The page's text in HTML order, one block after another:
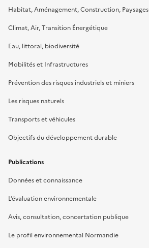
Habitat, Aménagement, Construction, Paysages
Climat, Air, Transition Énergétique
Eau, littoral, biodiversité
Mobilités et Infrastructures
Prévention des risques industriels et miniers
Les risques naturels
Transports et véhicules
Objectifs du développement durable
Publications
Données et connaissance
L’évaluation environnementale
Avis, consultation, concertation publique
Le profil environnemental Normandie